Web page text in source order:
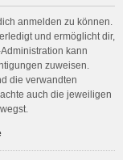
anmelden zu können.
und ermöglicht dir,
kann
zuweisen.
die verwandten
auch die jeweiligen